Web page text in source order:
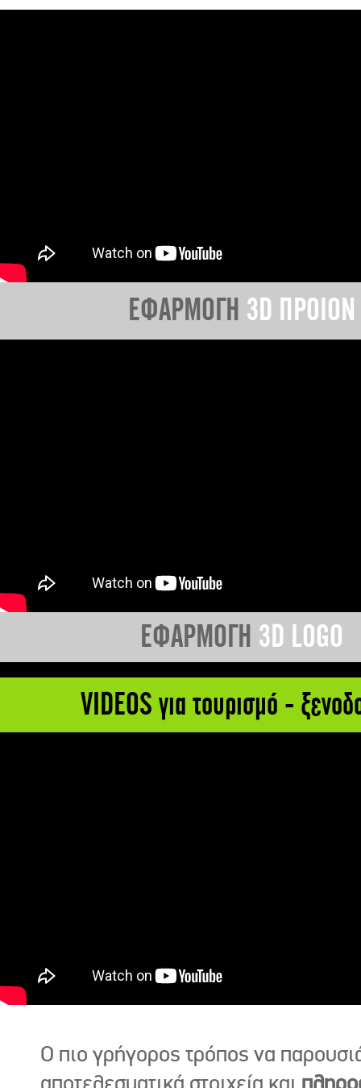
ΕΦΑΡΜΟΓΗ 3D ΠΡΟΙΟΝ
ΕΦΑΡΜΟΓΗ 3D LOGO
VIDEOS για τουρισμό -
Ο πιο γρήγορος τρόπος να